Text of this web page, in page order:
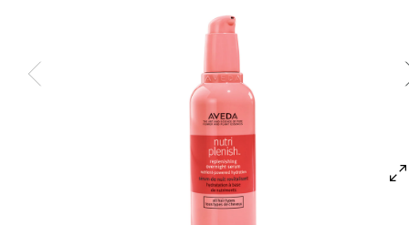
TOUTES LES COLLECTIONS